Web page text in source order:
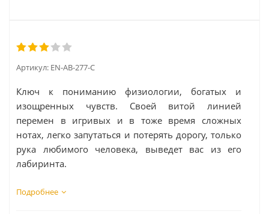
Артикул: EN-AB-277-C
Ключ к пониманию физиологии, богатых и
изощренных чувств. Своей витой линией
перемен в игривых и в тоже время сложных
нотах, легко запутаться и потерять дорогу, только
рука любимого человека, выведет вас из его
лабиринта.
Подробнее